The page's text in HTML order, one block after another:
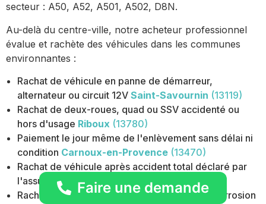
secteur : A50, A52, A501, A502, D8N.
Au-delà du centre-ville, notre acheteur professionnel
évalue et rachète des véhicules dans les communes
environnantes :
Rachat de véhicule en panne de démarreur,
alternateur ou circuit 12V Saint-Savournin (13119)
Rachat de deux-roues, quad ou SSV accidenté ou
hors d'usage Riboux (13780)
Paiement le jour même de l'enlèvement sans délai ni
condition Carnoux-en-Provence (13470)
Rachat de véhicule après accident total déclaré par
l'assurance
La Destrousse
(13112)
Rachat de véhicule avec rouille importante, corrosion
Faire une demande